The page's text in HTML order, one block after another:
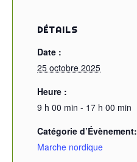
DÉTAILS
Date :
25 octobre 2025
Heure :
9 h 00 min - 17 h 00 min
Catégorie d’Évènement:
Marche nordique